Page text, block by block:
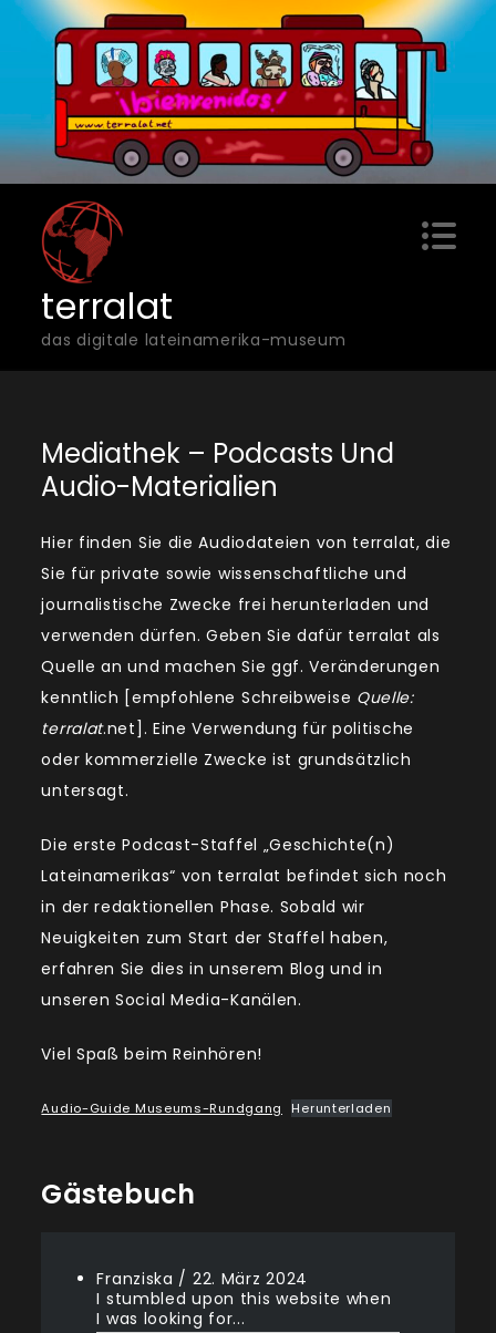
Skip
content
terralat
das digitale lateinamerika-museum
Mediathek – Podcasts Und
Audio-Materialien
Hier finden Sie die Audiodateien von terralat, die
Sie für private sowie wissenschaftliche und
journalistische Zwecke frei herunterladen und
verwenden dürfen. Geben Sie dafür terralat als
Quelle an und machen Sie ggf. Veränderungen
kenntlich [empfohlene Schreibweise Quelle:
terralat.net]. Eine Verwendung für politische
oder kommerzielle Zwecke ist grundsätzlich
untersagt.
Die erste Podcast-Staffel „Geschichte(n)
Lateinamerikas“ von terralat befindet sich noch
in der redaktionellen Phase. Sobald wir
Neuigkeiten zum Start der Staffel haben,
erfahren Sie dies in unserem Blog und in
unseren Social Media-Kanälen.
Viel Spaß beim Reinhören!
Audio-Guide Museums-Rundgang Herunterladen
Gästebuch
Franziska / 22. März 2024
I stumbled upon this website when
I was looking for...